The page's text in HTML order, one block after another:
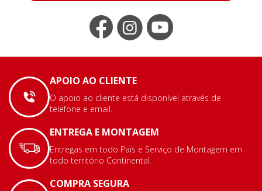
APOIO AO CLIENTE
O apoio ao cliente está disponível através de
telefone e email.
ENTREGA E MONTAGEM
Entregas em todo País e Serviço de Montagem em
todo território Continental.
COMPRA SEGURA